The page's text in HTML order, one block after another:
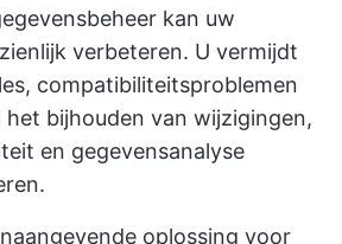
kan uw
verbeteren. U vermijdt
compatibiliteitsproblemen
het bijhouden van wijzigingen,
en gegevensanalyse
oplossing voor